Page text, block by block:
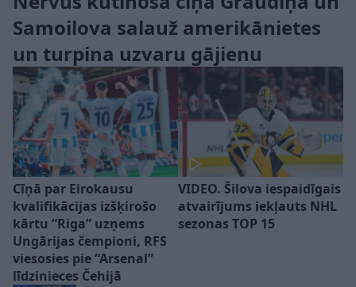
Samoilova salauž amerikānietes
un turpina uzvaru gājienu
Cīņā par Eirokausu
kvalifikācijas izšķirošo
kārtu “Riga” uzņems
Ungārijas čempioni, RFS
viesosies pie “Arsenal”
līdzinieces Čehijā
VIDEO. Šilova iespaidīgais
atvairījums iekļauts NHL
sezonas TOP 15